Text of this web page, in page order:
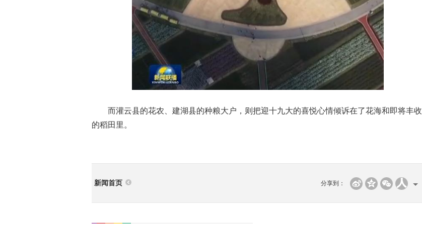
而灌云县的花农、建湖县的种粮大户，则把迎十九大的喜悦心情倾诉在了花海和即将丰收
的稻田里。
新闻首页 分享到：